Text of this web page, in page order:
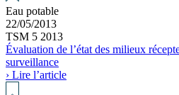
Eau potable
22/05/2013
TSM 5 2013
Évaluation de l’état des milieux
surveillance
› Lire l’article